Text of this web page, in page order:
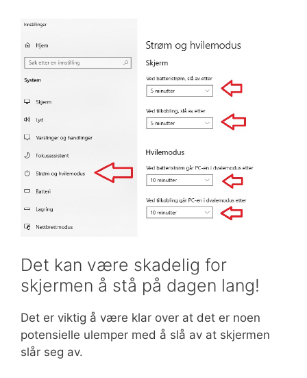
Det kan være skadelig for
skjermen å stå på dagen lang!
Det er viktig å være klar over at det er noen
potensielle ulemper med å slå av at skjermen
slår seg av.